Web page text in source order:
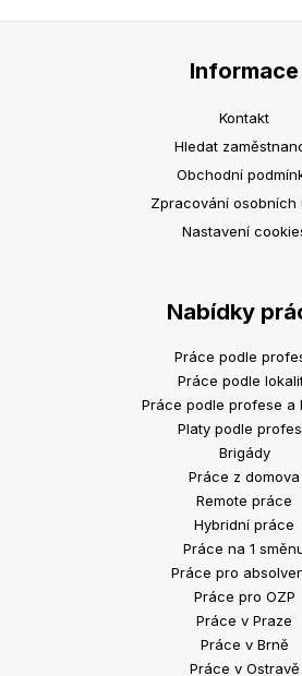
Informace
Kontakt
Hledat
Obchodní
Zpracování osobních
Nastavení
Nabídky
Práce podle
Práce podle
Práce podle profese a
Platy podle
Brigády
Práce z domova
Remote práce
Hybridní práce
Práce na 1
Práce pro
Práce pro OZP
Práce v Praze
Práce v Brně
Práce v Ostravě